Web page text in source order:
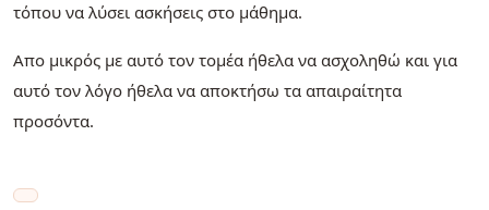
τόπου να λύσει ασκήσεις στο μάθημα.
Απο μικρός με αυτό τον τομέα ήθελα να ασχοληθώ και για
αυτό τον λόγο ήθελα να αποκτήσω τα απαιραίτητα
προσόντα.